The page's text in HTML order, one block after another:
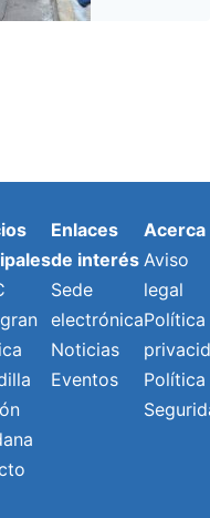
Enlaces
de interés
Sede
electrónica
Noticias
Eventos
Acerca
Aviso
legal
Política
Política